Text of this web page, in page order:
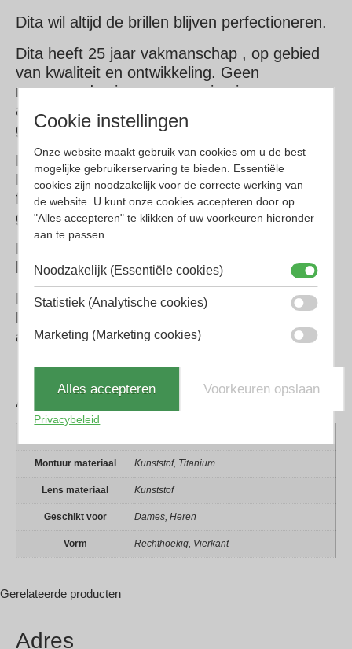
Dita wil altijd de brillen blijven perfectioneren.
Dita heeft 25 jaar vakmanschap , op gebied
van kwaliteit en ontwikkeling. Geen
massaproductie en automatisering, maar
artistieke erfenis met behulp van zeer
gewaardeerde ambachtslieden.
DITA gebruikt een van de hoogste kwaliteiten
Beta-titanium, dat dun, duurzaam en extreem
flexibel is. Ons Beta-titanium is 1/3 het
gewicht van staal.
DITA gebruikt acetaat van de hoogste
kwaliteit dat beschikbaar is.
De glazen van DITA hebben allemaal extra
harde coating en een ontspiegeling aan de
achterkant tegen reflecties.
Aanvullende informatie
Montuur materiaal Kunststof, Titanium
Lens materiaal Kunststof
Geschikt voor Dames, Heren
Vorm Rechthoekig, Vierkant
Gerelateerde producten
Adres
Cookie instellingen
Onze website maakt gebruik van cookies om u de best
mogelijke gebruikerservaring te bieden. Essentiële
cookies zijn noodzakelijk voor de correcte werking van
de website. U kunt onze cookies accepteren door op
"Alles accepteren" te klikken of uw voorkeuren hieronder
aan te passen.
Noodzakelijk (Essentiële cookies)
Statistiek (Analytische cookies)
Marketing (Marketing cookies)
Alles accepteren Voorkeuren opslaan
Privacybeleid